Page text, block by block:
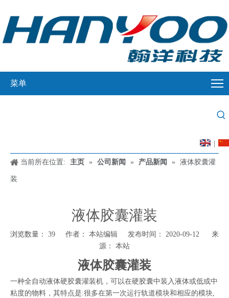
菜单
当前所在位置: 主页 » 公司新闻 » 产品新闻 » 液体胶囊灌
装
液体胶囊灌装
浏览数量： 39 作者： 本站编辑 发布时间： 2020-09-12 来
源： 本站
["wechat","weibo","qzone","douban","email"]
液体胶囊灌装
一种全自动液体硬胶囊灌装机，可以在硬胶囊中装入液体或低或中
粘度的物料，其特点是:很多在第一次运行轨道模块和相应的模块,